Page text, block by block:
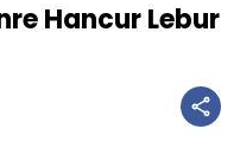
Hancur Lebur